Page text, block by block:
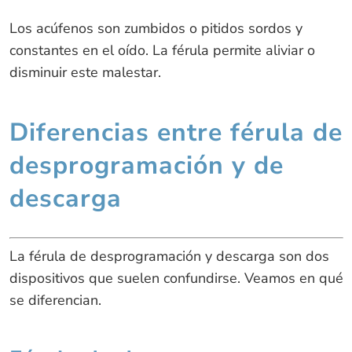
Los acúfenos son zumbidos o pitidos sordos y
constantes en el oído. La férula permite aliviar o
disminuir este malestar.
Diferencias entre férula de
desprogramación y de
descarga
La férula de desprogramación y descarga son dos
dispositivos que suelen confundirse. Veamos en qué
se diferencian.